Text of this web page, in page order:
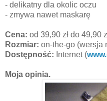
- delikatny dla okolic oczu
- zmywa nawet maskarę
Cena: od 39,90 zł do 49,90
Rozmiar: on-the-go (wersja
Dostępność: Internet (
Moja opinia.